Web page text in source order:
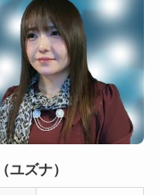
ユズナ）